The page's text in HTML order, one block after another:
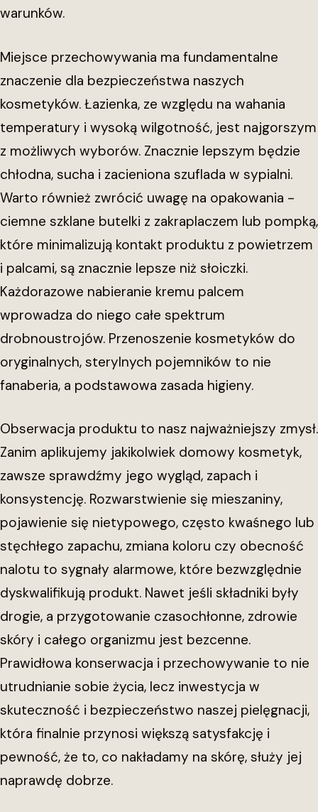
warunków.
Miejsce przechowywania ma fundamentalne
znaczenie dla bezpieczeństwa naszych
kosmetyków. Łazienka, ze względu na wahania
temperatury i wysoką wilgotność, jest najgorszym
z możliwych wyborów. Znacznie lepszym będzie
chłodna, sucha i zacieniona szuflada w sypialni.
Warto również zwrócić uwagę na opakowania -
ciemne szklane butelki z zakraplaczem lub pompką,
które minimalizują kontakt produktu z powietrzem
i palcami, są znacznie lepsze niż słoiczki.
Każdorazowe nabieranie kremu palcem
wprowadza do niego całe spektrum
drobnoustrojów. Przenoszenie kosmetyków do
oryginalnych, sterylnych pojemników to nie
fanaberia, a podstawowa zasada higieny.
Obserwacja produktu to nasz najważniejszy zmysł.
Zanim aplikujemy jakikolwiek domowy kosmetyk,
zawsze sprawdźmy jego wygląd, zapach i
konsystencję. Rozwarstwienie się mieszaniny,
pojawienie się nietypowego, często kwaśnego lub
stęchłego zapachu, zmiana koloru czy obecność
nalotu to sygnały alarmowe, które bezwzględnie
dyskwalifikują produkt. Nawet jeśli składniki były
drogie, a przygotowanie czasochłonne, zdrowie
skóry i całego organizmu jest bezcenne.
Prawidłowa konserwacja i przechowywanie to nie
utrudnianie sobie życia, lecz inwestycja w
skuteczność i bezpieczeństwo naszej pielęgnacji,
która finalnie przynosi większą satysfakcję i
pewność, że to, co nakładamy na skórę, służy jej
naprawdę dobrze.